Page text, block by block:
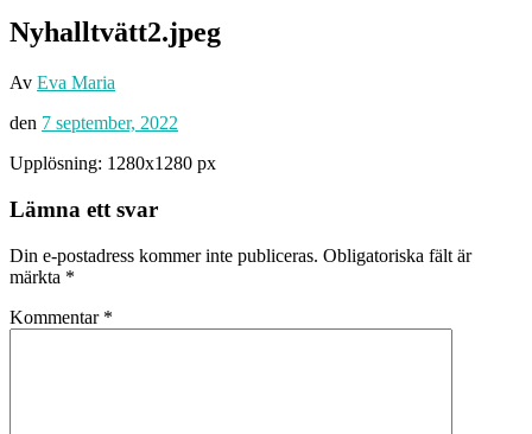
Nyhalltvätt2.jpeg
Av Eva Maria
den 7 september, 2022
Upplösning: 1280x1280 px
Lämna ett svar
Din e-postadress kommer inte publiceras. Obligatoriska fält är
märkta *
Kommentar *